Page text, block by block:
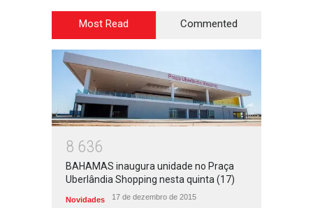
Most Read Commented
8 636
BAHAMAS inaugura unidade no Praça
Uberlândia Shopping nesta quinta (17)
Novidades 17 de dezembro de 2015